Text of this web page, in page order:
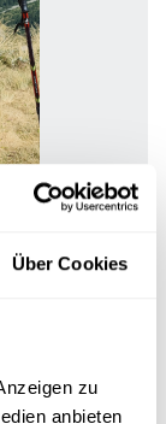
Über Cookies
zu
anbieten